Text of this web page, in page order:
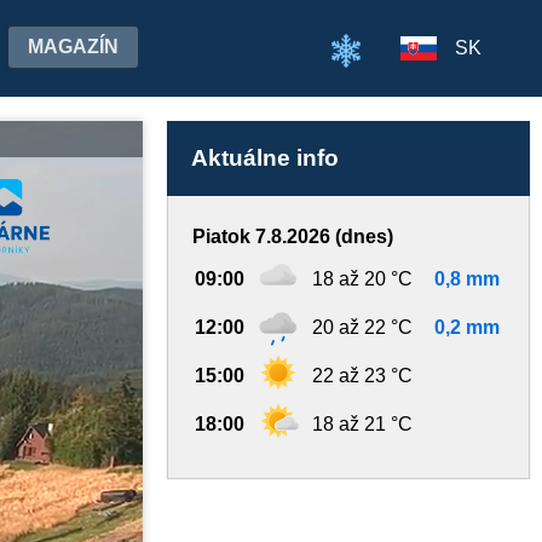
MAGAZÍN SK
Aktuálne info
Piatok 7.8.2026 (dnes)
09:00 18 až 20 °C 0,8 mm
12:00 20 až 22 °C 0,2 mm
15:00 22 až 23 °C
18:00 18 až 21 °C